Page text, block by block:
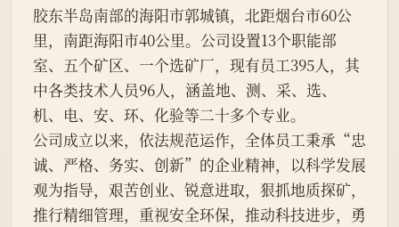
胶东半岛南部的海阳市郭城镇，北距烟台市60公
里，南距海阳市40公里。公司设置13个职能部
室、五个矿区、一个选矿厂，现有员工395人，其
中各类技术人员96人，涵盖地、测、采、选、
机、电、安、环、化验等二十多个专业。
公司成立以来，依法规范运作，全体员工秉承“忠
诚、严格、务实、创新”的企业精神，以科学发展
观为指导，艰苦创业、锐意进取，狠抓地质探矿，
推行精细管理，重视安全环保，推动科技进步，勇